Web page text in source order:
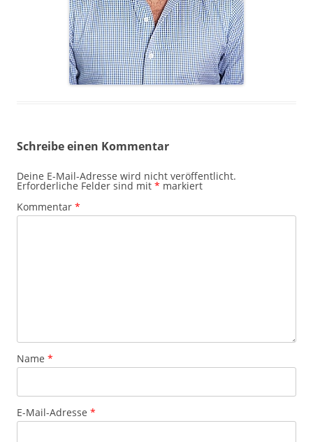
Schreibe einen Kommentar
Deine E-Mail-Adresse wird nicht veröffentlicht.
Erforderliche Felder sind mit * markiert
Kommentar *
Name *
E-Mail-Adresse *